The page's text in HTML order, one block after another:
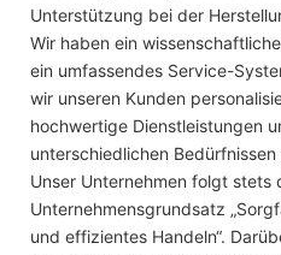
Unterstützung bei der
Wir haben ein
ein umfassendes Service-
wir unseren Kunden
hochwertige Dienstleistungen
unterschiedlichen
Unser Unternehmen folgt stets
Unternehmensgrundsatz
und effizientes Handeln“.